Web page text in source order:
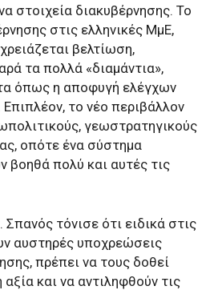
στοιχεία διακυβέρνησης. Το
στις ελληνικές ΜμΕ,
βελτίωση,
τα πολλά «διαμάντια»,
όπως η αποφυγή ελέγχων
το νέο περιβάλλον
γεωστρατηγικούς
οπότε ένα σύστημα
βοηθά πολύ και αυτές τις
τόνισε ότι ειδικά στις
αυστηρές υποχρεώσεις
πρέπει να τους δοθεί
και να αντιληφθούν τις